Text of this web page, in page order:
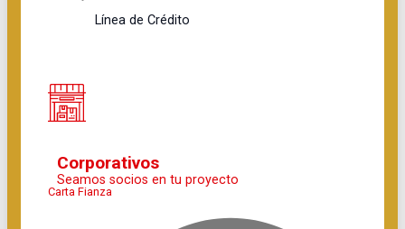
Línea de Crédito
Corporativos
Seamos socios en tu proyecto
Carta Fianza